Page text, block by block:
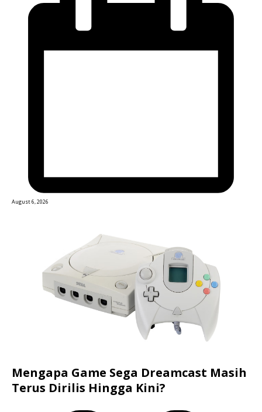
August 6, 2026
Mengapa Game Sega Dreamcast Masih
Terus Dirilis Hingga Kini?